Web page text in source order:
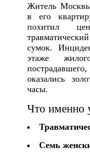
Житель
в его
похитил
сумок.
этаже
оказались
часы.
Что именно
Семь